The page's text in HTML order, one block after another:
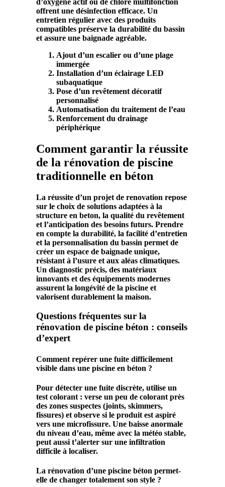
offrent une désinfection efficace. Un
entretien régulier avec des produits
compatibles préserve la durabilité du bassin
et assure une baignade agréable.
Ajout d’un escalier ou d’une plage
immergée
Installation d’un éclairage LED
subaquatique
Pose d’un revêtement décoratif
personnalisé
Automatisation du traitement de l’eau
Renforcement du drainage
périphérique
Comment garantir la réussite
de la rénovation de piscine
traditionnelle en béton
La réussite d’un projet de renovation repose
sur le choix de solutions adaptées à la
structure en beton, la qualité du revêtement
et l’anticipation des besoins futurs. Prendre
en compte la durabilité, la facilité d’entretien
et la personnalisation du bassin permet de
créer un espace de baignade unique,
résistant à l’usure et aux aléas climatiques.
Un diagnostic précis, des matériaux
innovants et des équipements modernes
assurent la longévité de la piscine et
valorisent durablement la maison.
Questions fréquentes sur la
rénovation de piscine béton : conseils
d’expert
Comment repérer une fuite difficilement
visible dans une piscine en béton ?
Pour détecter une fuite discrète, utilise un
test colorant : verse un peu de colorant près
des zones suspectes (joints, skimmers,
fissures) et observe si le produit est aspiré
vers une microfissure. Une baisse anormale
du niveau d’eau, même avec la météo stable,
peut aussi t’alerter sur une infiltration
difficile à localiser.
La rénovation d’une piscine béton permet-
elle de changer totalement son style ?